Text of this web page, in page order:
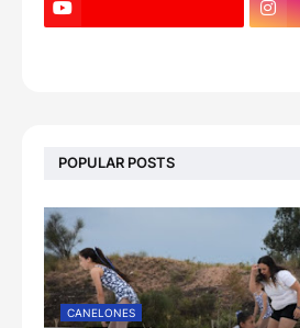
POPULAR POSTS
CANELONES